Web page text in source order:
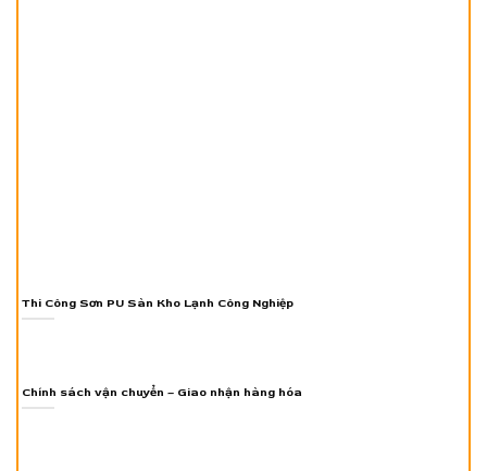
Thi Công Sơn PU Sàn Kho Lạnh Công Nghiệp
Chính sách vận chuyển – Giao nhận hàng hóa